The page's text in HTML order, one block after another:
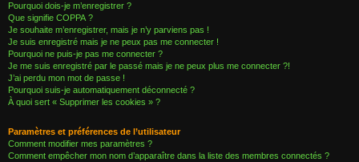
Pourquoi dois-je m’enregistrer ?
Que signifie COPPA ?
Je souhaite m’enregistrer, mais je n’y parviens pas !
Je suis enregistré mais je ne peux pas me connecter !
Pourquoi ne puis-je pas me connecter ?
Je me suis enregistré par le passé mais je ne peux plus me connecter ?!
J’ai perdu mon mot de passe !
Pourquoi suis-je automatiquement déconnecté ?
À quoi sert « Supprimer les cookies » ?
Paramètres et préférences de l’utilisateur
Comment modifier mes paramètres ?
Comment empêcher mon nom d’apparaître dans la liste des membres connectés ?